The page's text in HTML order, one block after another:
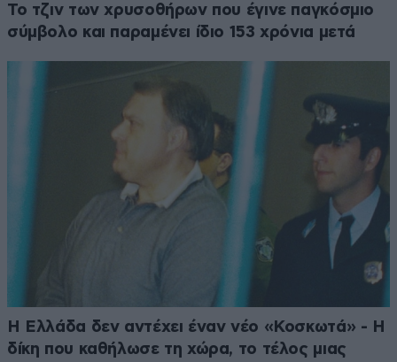
Το τζιν των χρυσοθήρων που έγινε παγκόσμιο
σύμβολο και παραμένει ίδιο 153 χρόνια μετά
Η Ελλάδα δεν αντέχει έναν νέο «Κοσκωτά» - Η
δίκη που καθήλωσε τη χώρα, το τέλος μιας